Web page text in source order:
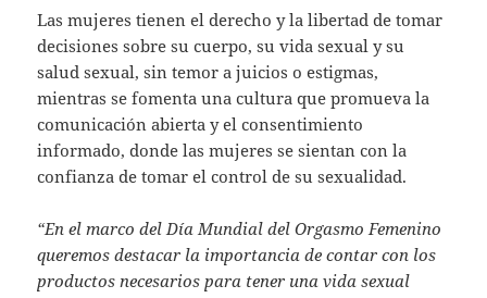
Las mujeres tienen el derecho y la libertad de tomar
decisiones sobre su cuerpo, su vida sexual y su
salud sexual, sin temor a juicios o estigmas,
mientras se fomenta una cultura que promueva la
comunicación abierta y el consentimiento
informado, donde las mujeres se sientan con la
confianza de tomar el control de su sexualidad.
“En el marco del Día Mundial del Orgasmo Femenino
queremos destacar la importancia de contar con los
productos necesarios para tener una vida sexual